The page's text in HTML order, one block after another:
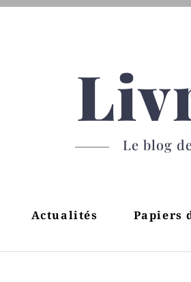
Le blog
Actualités Papiers